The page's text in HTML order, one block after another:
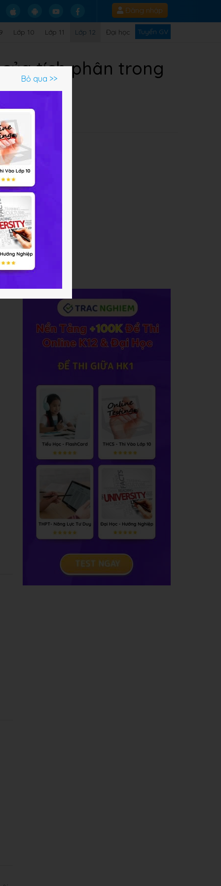
Đăng nhập
Lớp 10 Lớp 11 Lớp 12 Đại học Tuyển GV
của tích phân trong
Bỏ qua >>